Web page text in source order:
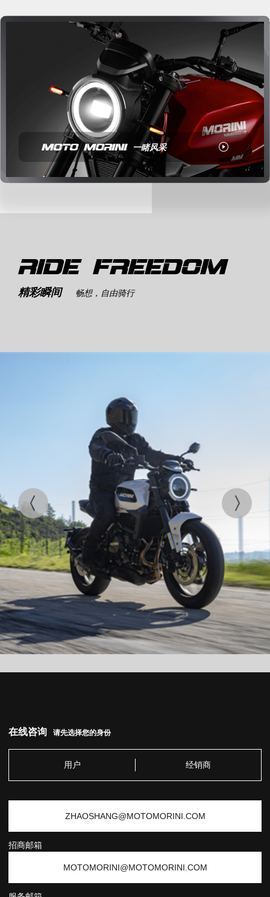
MOTO MORINI 一睹风采
RIDE FREEDOM
精彩瞬间 畅想，自由骑行
在线咨询 请先选择您的身份
用户 经销商
ZHAOSHANG@MOTOMORINI.COM
招商邮箱
MOTOMORINI@MOTOMORINI.COM